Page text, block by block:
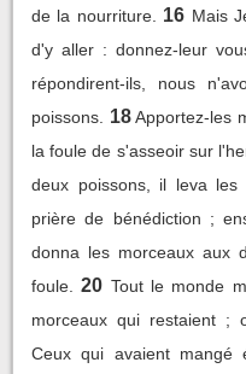
de la nourriture.
16 Mais
d'y aller : donnez-leur
répondirent-ils, nous
poissons.
18 Apportez-les
la foule de s'asseoir sur
deux poissons, il leva
prière de bénédiction ;
donna les morceaux aux
foule.
20 Tout le monde
morceaux qui restaient ;
Ceux qui avaient mangé